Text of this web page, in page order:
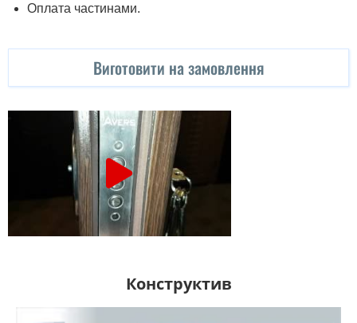
Оплата частинами.
Виготовити на замовлення
Конструктив